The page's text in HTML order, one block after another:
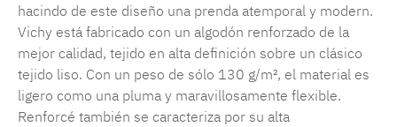
hacindo de este diseño una prenda atemporal y modern.
Vichy está fabricado con un algodón renforzado de la
mejor calidad, tejido en alta definición sobre un clásico
tejido liso. Con un peso de sólo 130 g/m², el material es
ligero como una pluma y maravillosamente flexible.
Renforcé también se caracteriza por su alta